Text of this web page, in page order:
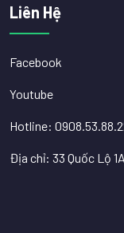
Liên Hệ
Facebook
Youtube
Hotline:
Địa chỉ: 33 Quốc Lộ